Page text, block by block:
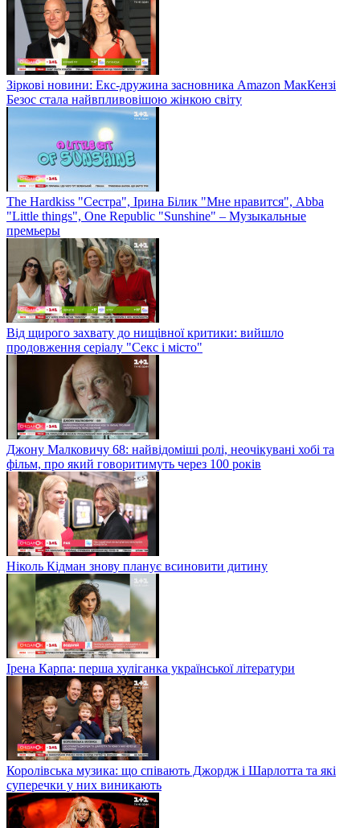
Зіркові новини: Екс-дружина засновника Amazon МакКензі
Безос стала найвпливовішою жінкою світу
The Hardkiss "Сестра", Ірина Білик "Мне нравится", Abba
"Little things", One Republic "Sunshine" – Музыкальные
премьеры
Від щирого захвату до нищівної критики: вийшло
продовження серіалу "Секс і місто"
Джону Малковичу 68: найвідоміші ролі, неочікувані хобі та
фільм, про який говоритимуть через 100 років
Ніколь Кідман знову планує всиновити дитину
Ірена Карпа: перша хуліганка української літератури
Королівська музика: що співають Джордж і Шарлотта та які
суперечки у них виникають